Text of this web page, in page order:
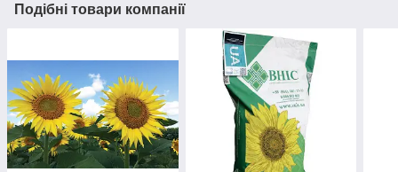
Подібні товари компанії